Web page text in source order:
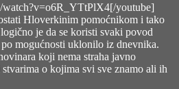
watch?v=o6R_YTtPlX4[/youtube]
Hloverkinim pomoćnikom i tako
je da se koristi svaki povod
mogućnosti uklonilo iz dnevnika.
koji nema straha javno
o kojima svi sve znamo ali ih